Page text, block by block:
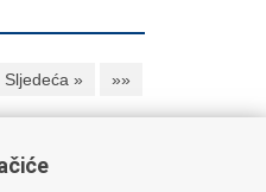
Sljedeća » »»